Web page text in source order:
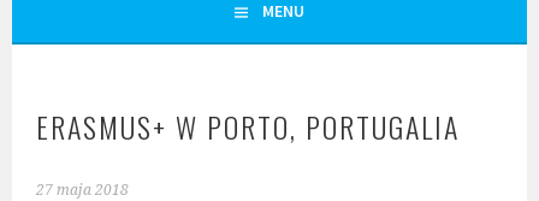
MENU
ERASMUS+ W PORTO, PORTUGALIA
27 maja 2018